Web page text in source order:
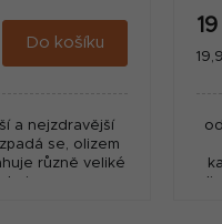
Do košíku
a nejzdravější
se, olizem
různě veliké
i...